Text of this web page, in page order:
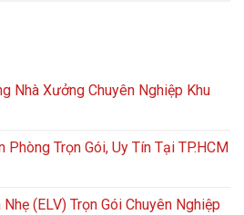
Nhà Xưởng Chuyên Nghiệp Khu
Trọn Gói, Uy Tín Tại TP.HCM
(ELV) Trọn Gói Chuyên Nghiệp